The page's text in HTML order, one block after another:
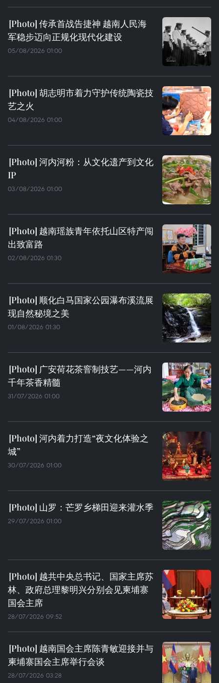
传承首战告捷神 越南人民海
军稳步迈向正规化现代化建设
05/08/2026 01:00
胡志明市着力守护传统陶瓷技
艺之火
04/08/2026 01:00
河内河粉：从文化遗产到文化
IP
03/08/2026 01:00
越南瑶族青年依托山区特产闯
出致富路
02/08/2026 01:30
顺化白马国家公园瀑布溪流展
现自然秘境之美
01/08/2026 01:30
广安荷花茶窨制技艺——河内
千年茶香精髓
31/07/2026 01:00
河内着力打造“夜文化体验之
城”
30/07/2026 01:00
山罗：芒罗乡梯田迎来灌水季
29/07/2026 01:00
越共中央总书记、国家主席苏
林、政府总理黎明兴分别会见柬埔寨
国会主席
28/07/2026 09:52
越南国会主席陈青敏迎接并与
柬埔寨国会主席举行会谈
28/07/2026 03:28